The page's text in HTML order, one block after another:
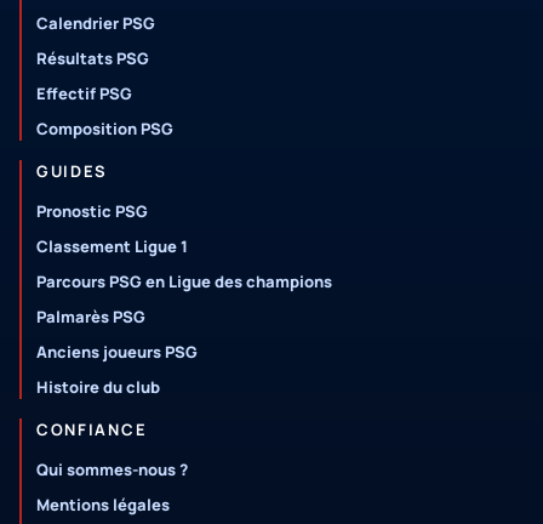
Calendrier PSG
Résultats PSG
Effectif PSG
Composition PSG
GUIDES
Pronostic PSG
Classement Ligue 1
Parcours PSG en Ligue des champions
Palmarès PSG
Anciens joueurs PSG
Histoire du club
CONFIANCE
Qui sommes-nous ?
Mentions légales